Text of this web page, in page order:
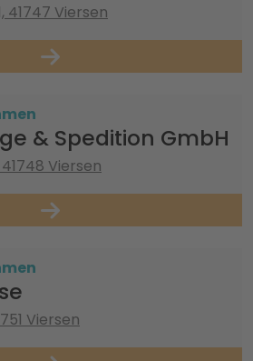
41747 Viersen
& Spedition GmbH
Viersen
Viersen